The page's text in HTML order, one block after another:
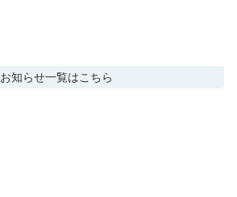
お知らせ一覧はこちら